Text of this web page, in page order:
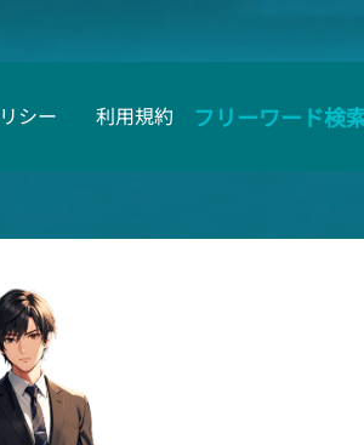
シー 利用規約 フリーワード検